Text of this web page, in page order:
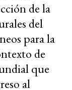
de la
del
para la
de
que
al